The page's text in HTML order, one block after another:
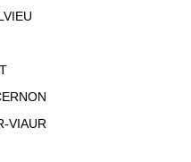
VIAUR